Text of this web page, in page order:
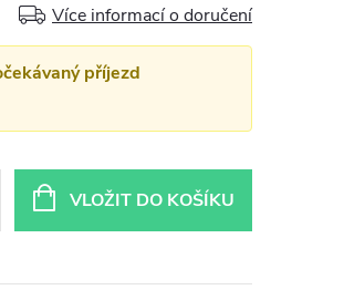
Více informací o doručení
příjezd
VLOŽIT DO KOŠÍKU